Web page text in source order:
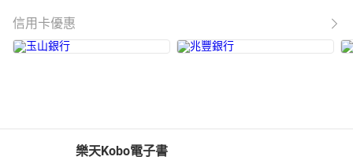
信用卡優惠
樂天Kobo電子書